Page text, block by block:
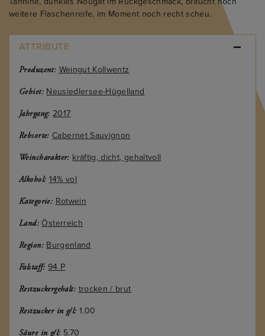
weitere Flaschenreife, im Moment noch recht scheu.
ATTRIBUTE
Produzent: Weingut Kollwentz
Gebiet: Neusiedlersee-Hügelland
Jahrgang: 2017
Rebsorte: Cabernet Sauvignon
Weincharakter: kräftig, dicht, gehaltvoll
Alkohol: 14% vol
Kategorie: Rotwein
Land: Österreich
Region: Burgenland
Falstaff: 94 P
Restzuckergehalt: trocken / brut
Restzucker in g/l: 1.00
Säure in g/l: 5.70